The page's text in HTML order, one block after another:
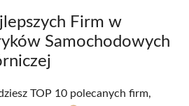
Firm w
Samochodowych
TOP 10 polecanych firm,